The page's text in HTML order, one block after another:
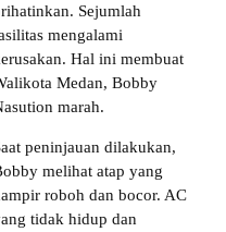
Sejumlah
mengalami
Hal ini membuat
Medan, Bobby
marah.
peninjauan dilakukan,
melihat atap yang
roboh dan bocor. AC
tidak hidup dan